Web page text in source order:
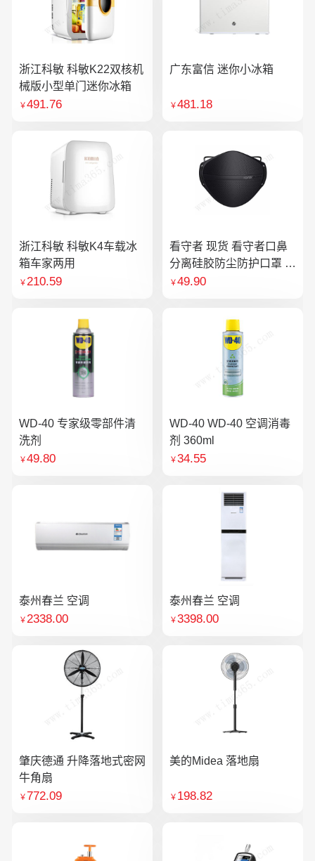
浙江科敏 科敏K22双核机
械版小型单门迷你冰箱
￥491.76
广东富信 迷你小冰箱
￥481.18
浙江科敏 科敏K4车载冰
箱车家两用
￥210.59
看守者 现货 看守者口鼻
分离硅胶防尘防护口罩 1
个口罩含10片滤芯
￥49.90
WD-40 专家级零部件清
洗剂
￥49.80
WD-40 WD-40 空调消毒
剂 360ml
￥34.55
泰州春兰 空调
￥2338.00
泰州春兰 空调
￥3398.00
肇庆德通 升降落地式密网
牛角扇
￥772.09
美的Midea 落地扇
￥ 198.82